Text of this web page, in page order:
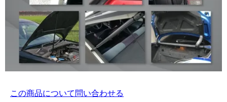
この商品について問い合わせる